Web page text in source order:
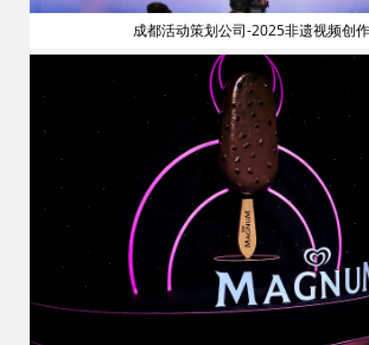
成都活动策划公司-2025非遗视频创